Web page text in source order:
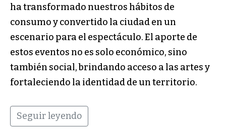
ha transformado nuestros hábitos de
consumo y convertido la ciudad en un
escenario para el espectáculo. El aporte de
estos eventos no es solo económico, sino
también social, brindando acceso a las artes y
fortaleciendo la identidad de un territorio.
Seguir leyendo